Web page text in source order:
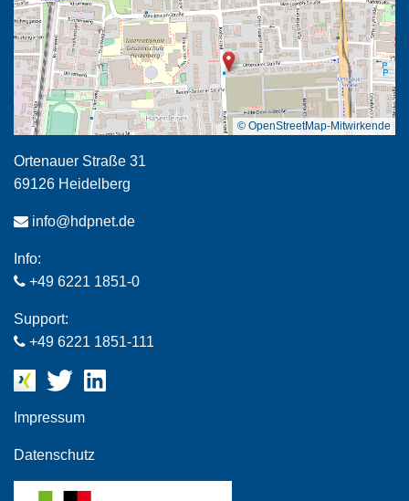
© OpenStreetMap-Mitwirkende
Ortenauer Straße 31
69126 Heidelberg
info@hdpnet.de
Info:
+49 6221 1851-0
Support:
+49 6221 1851-111
Impressum
Datenschutz